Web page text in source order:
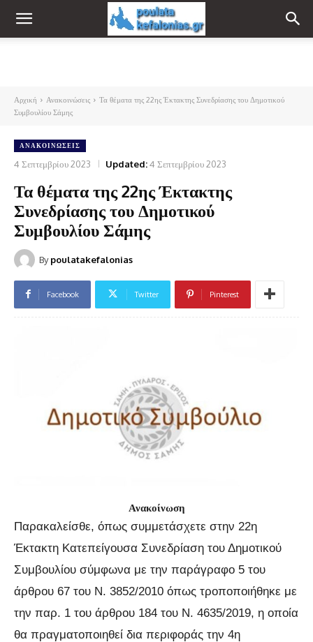
Αρχική Ανακοινώσεις
Τα θέματα της 22ης Έκτακτης Συνεδρίασης του Δημοτικού
Συμβουλίου Σάμης
ΑΝΑΚΟΙΝΏΣΕΙΣ
4 Σεπτεμβρίου 2023 Updated:4 Σεπτεμβρίου 2023
Τα θέματα της 22ης Έκτακτης
Συνεδρίασης του Δημοτικού
Συμβουλίου Σάμης
By poulatakefalonias
Facebook Twitter Pinterest
Ανακοίνωση
Παρακαλείσθε, όπως συμμετάσχετε στην 22η
Έκτακτη Κατεπείγουσα Συνεδρίαση του Δημοτικού
Συμβουλίου σύμφωνα με την παράγραφο 5 του
άρθρου 67 του Ν. 3852/2010 όπως τροποποιήθηκε με
την παρ. 1 του άρθρου 184 του Ν. 4635/2019, η οποία
θα πραγματοποιηθεί δια περιφοράς την 4η